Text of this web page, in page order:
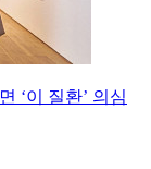
‘이 질환’ 의심